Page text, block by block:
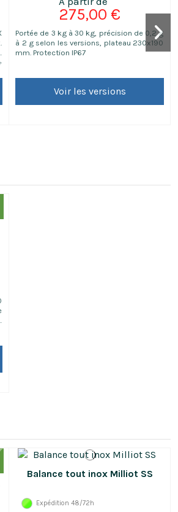
275,00 €
Portée de 3 kg à 30 kg, précision de 0,2 g
à 2 g selon les versions, plateau 230x190
mm. Protection IP67
Voir les versions
Balance tout inox Milliot SS
Expédition 48/72h